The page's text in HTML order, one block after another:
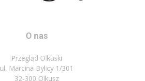
O nas
Przegląd Olkuski
ul. Marcina Bylicy 1/301
32-300 Olkusz